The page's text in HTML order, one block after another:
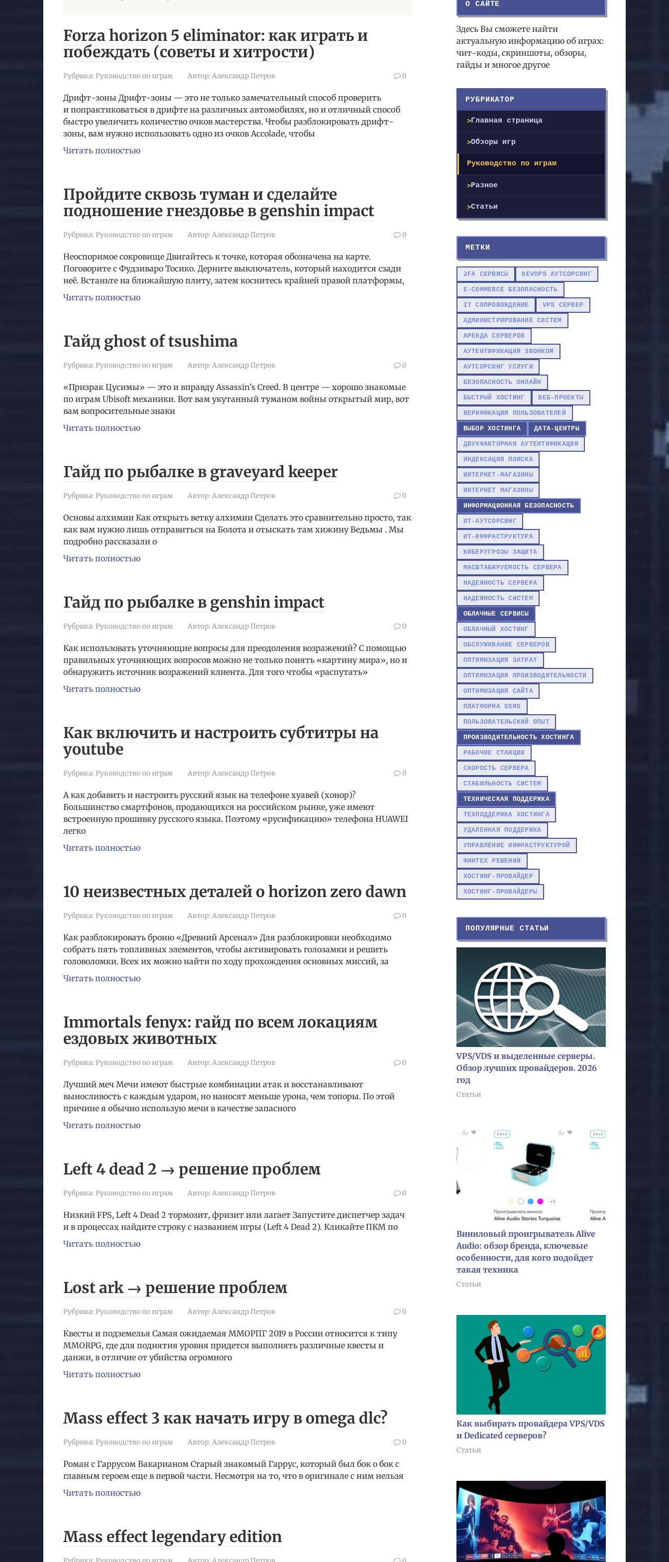
Forza horizon 5 eliminator: как играть и
побеждать (советы и хитрости)
Рубрика: Руководство по играм Автор: Александр Петров 0
Дрифт-зоны Дрифт-зоны — это не только замечательный способ проверить
и попрактиковаться в дрифте на различных автомобилях, но и отличный способ
быстро увеличить количество очков мастерства. Чтобы разблокировать дрифт-
зоны, вам нужно использовать одно из очков Accolade, чтобы
Читать полностью
Пройдите сквозь туман и сделайте
подношение гнездовье в genshin impact
Рубрика: Руководство по играм Автор: Александр Петров 0
Неоспоримое сокровище Двигайтесь к точке, которая обозначена на карте.
Поговорите с Фудзиваро Тосико. Дерните выключатель, который находится сзади
неё. Встаньте на ближайшую плиту, затем коснитесь крайней правой платформы,
Читать полностью
Гайд ghost of tsushima
Рубрика: Руководство по играм Автор: Александр Петров 0
«Призрак Цусимы» — это и вправду Assassin’s Creed. В центре — хорошо знакомые
по играм Ubisoft механики. Вот вам укутанный туманом войны открытый мир, вот
вам вопросительные знаки
Читать полностью
Гайд по рыбалке в graveyard keeper
Рубрика: Руководство по играм Автор: Александр Петров 0
Основы алхимии Как открыть ветку алхимии Сделать это сравнительно просто, так
как вам нужно лишь отправиться на Болота и отыскать там хижину Ведьмы . Мы
подробно рассказали о
Читать полностью
Гайд по рыбалке в genshin impact
Рубрика: Руководство по играм Автор: Александр Петров 0
Как использовать уточняющие вопросы для преодоления возражений? С помощью
правильных уточняющих вопросов можно не только понять «картину мира», но и
обнаружить источник возражений клиента. Для того чтобы «распутать»
Читать полностью
Как включить и настроить субтитры на
youtube
Рубрика: Руководство по играм Автор: Александр Петров 0
А как добавить и настроить русский язык на телефоне хуавей (хонор)?
Большинство смартфонов, продающихся на российском рынке, уже имеют
встроенную прошивку русского языка. Поэтому «русификацию» телефона HUAWEI
легко
Читать полностью
10 неизвестных деталей о horizon zero dawn
Рубрика: Руководство по играм Автор: Александр Петров 0
Как разблокировать броню «Древний Арсенал» Для разблокировки необходимо
собрать пять топливных элементов, чтобы активировать голозамки и решить
головоломки. Всех их можно найти по ходу прохождения основных миссий, за
Читать полностью
Immortals fenyx: гайд по всем локациям
ездовых животных
Рубрика: Руководство по играм Автор: Александр Петров 0
Лучший меч Мечи имеют быстрые комбинации атак и восстанавливают
выносливость с каждым ударом, но наносят меньше урона, чем топоры. По этой
причине я обычно использую мечи в качестве запасного
Читать полностью
Left 4 dead 2 → решение проблем
Рубрика: Руководство по играм Автор: Александр Петров 0
Низкий FPS, Left 4 Dead 2 тормозит, фризит или лагает Запустите диспетчер задач
и в процессах найдите строку с названием игры (Left 4 Dead 2). Кликайте ПКМ по
Читать полностью
Lost ark → решение проблем
Рубрика: Руководство по играм Автор: Александр Петров 0
Квесты и подземелья Самая ожидаемая ММОРПГ 2019 в России относится к типу
MMORPG, где для поднятия уровня придется выполнять различные квесты и
данжи, в отличие от убийства огромного
Читать полностью
Mass effect 3 как начать игру в omega dlc?
Рубрика: Руководство по играм Автор: Александр Петров 0
Роман с Гаррусом Вакарианом Старый знакомый Гаррус, который был бок о бок с
главным героем еще в первой части. Несмотря на то, что в оригинале с ним нельзя
Читать полностью
Mass effect legendary edition
О САЙТЕ
Здесь Вы сможете найти
актуальную информацию об играх:
чит-коды, скриншоты, обзоры,
гайды и многое другое
РУБРИКАТОР
Главная страница
Обзоры игр
Руководство по играм
Разное
Статьи
МЕТКИ
2FA СЕРВИСЫ DEVOPS АУТСОРСИНГ
E-COMMERCE БЕЗОПАСНОСТЬ
IT СОПРОВОЖДЕНИЕ VPS СЕРВЕР
АДМИНИСТРИРОВАНИЕ СИСТЕМ
АРЕНДА СЕРВЕРОВ
АУТЕНТИФИКАЦИЯ ЗВОНКОМ
АУТСОРСИНГ УСЛУГИ
БЕЗОПАСНОСТЬ ОНЛАЙН
БЫСТРЫЙ ХОСТИНГ ВЕБ-ПРОЕКТЫ
ВЕРИФИКАЦИЯ ПОЛЬЗОВАТЕЛЕЙ
ВЫБОР ХОСТИНГА ДАТА-ЦЕНТРЫ
ДВУХФАКТОРНАЯ АУТЕНТИФИКАЦИЯ
ИНДЕКСАЦИЯ ПОИСКА
ИНТЕРНЕТ-МАГАЗИНЫ
ИНТЕРНЕТ МАГАЗИНЫ
ИНФОРМАЦИОННАЯ БЕЗОПАСНОСТЬ
ИТ-АУТСОРСИНГ
ИТ-ИНФРАСТРУКТУРА
КИБЕРУГРОЗЫ ЗАЩИТА
МАСШТАБИРУЕМОСТЬ СЕРВЕРА
НАДЕЖНОСТЬ СЕРВЕРА
НАДЕЖНОСТЬ СИСТЕМ
ОБЛАЧНЫЕ СЕРВИСЫ
ОБЛАЧНЫЙ ХОСТИНГ
ОБСЛУЖИВАНИЕ СЕРВЕРОВ
ОПТИМИЗАЦИЯ ЗАТРАТ
ОПТИМИЗАЦИЯ ПРОИЗВОДИТЕЛЬНОСТИ
ОПТИМИЗАЦИЯ САЙТА
ПЛАТФОРМА SSMS
ПОЛЬЗОВАТЕЛЬСКИЙ ОПЫТ
ПРОИЗВОДИТЕЛЬНОСТЬ ХОСТИНГА
РАБОЧИЕ СТАНЦИИ
СКОРОСТЬ СЕРВЕРА
СТАБИЛЬНОСТЬ СИСТЕМ
ТЕХНИЧЕСКАЯ ПОДДЕРЖКА
ТЕХПОДДЕРЖКА ХОСТИНГА
УДАЛЕННАЯ ПОДДЕРЖКА
УПРАВЛЕНИЕ ИНФРАСТРУКТУРОЙ
ФИНТЕХ РЕШЕНИЯ
ХОСТИНГ-ПРОВАЙДЕР
ХОСТИНГ-ПРОВАЙДЕРЫ
ПОПУЛЯРНЫЕ СТАТЬИ
VPS/VDS и выделенные серверы.
Обзор лучших провайдеров. 2026
год
Статьи
Виниловый проигрыватель Alive
Audio: обзор бренда, ключевые
особенности, для кого подойдет
такая техника
Статьи
Как выбирать провайдера VPS/VDS
и Dedicated серверов?
Статьи